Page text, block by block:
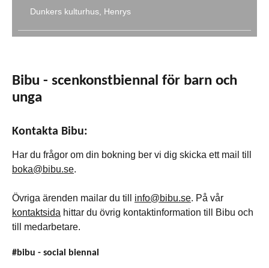
Dunkers kulturhus, Henrys
Bibu - scenkonstbiennal för barn och
unga
Kontakta Bibu:
Har du frågor om din bokning ber vi dig skicka ett mail till
boka@bibu.se.
Övriga ärenden mailar du till info@bibu.se. På vår
kontaktsida hittar du övrig kontaktinformation till Bibu och
till medarbetare.
#bibu - social biennal